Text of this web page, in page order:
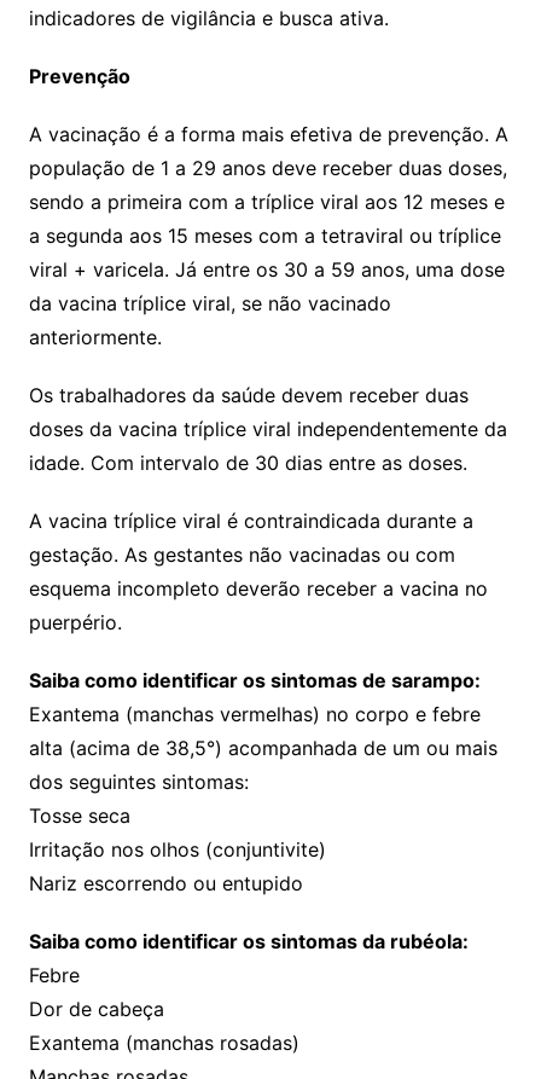
indicadores de vigilância e busca ativa.
Prevenção
A vacinação é a forma mais efetiva de prevenção. A
população de 1 a 29 anos deve receber duas doses,
sendo a primeira com a tríplice viral aos 12 meses e
a segunda aos 15 meses com a tetraviral ou tríplice
viral + varicela. Já entre os 30 a 59 anos, uma dose
da vacina tríplice viral, se não vacinado
anteriormente.
Os trabalhadores da saúde devem receber duas
doses da vacina tríplice viral independentemente da
idade. Com intervalo de 30 dias entre as doses.
A vacina tríplice viral é contraindicada durante a
gestação. As gestantes não vacinadas ou com
esquema incompleto deverão receber a vacina no
puerpério.
Saiba como identificar os sintomas de sarampo:
Exantema (manchas vermelhas) no corpo e febre
alta (acima de 38,5°) acompanhada de um ou mais
dos seguintes sintomas:
Tosse seca
Irritação nos olhos (conjuntivite)
Nariz escorrendo ou entupido
Saiba como identificar os sintomas da rubéola:
Febre
Dor de cabeça
Exantema (manchas rosadas)